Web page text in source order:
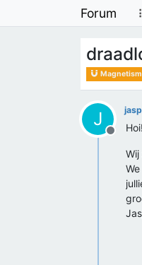
Forum
J
Offline
Hoi!